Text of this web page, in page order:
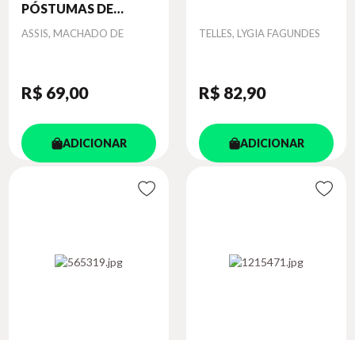
PÓSTUMAS DE
BRÁS...
Autor
ASSIS, MACHADO DE
R$ 69,00
ADICIONAR
Autor
TELLES, LYGIA FAGUNDES
R$ 82,90
ADICIONAR